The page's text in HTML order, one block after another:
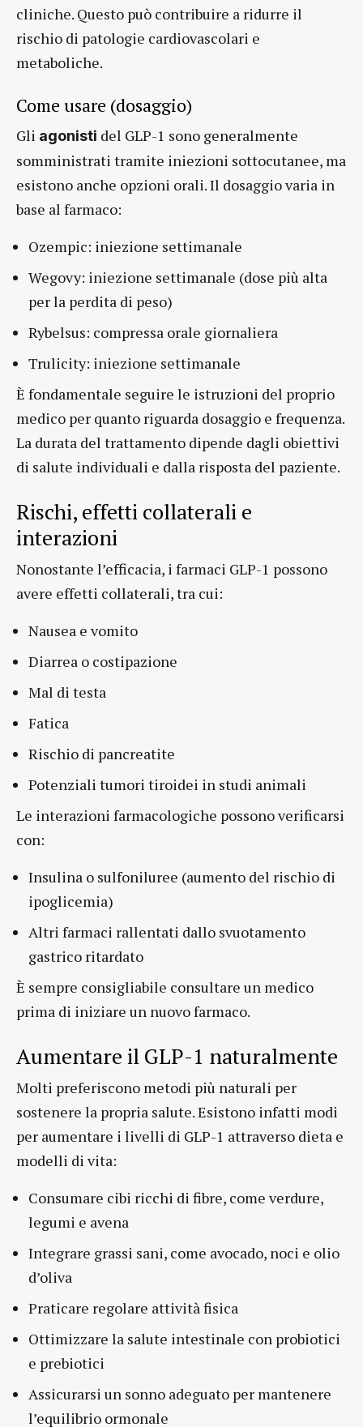
cliniche. Questo può contribuire a ridurre il
rischio di patologie cardiovascolari e
metaboliche.
Come usare (dosaggio)
Gli agonisti del GLP-1 sono generalmente
somministrati tramite iniezioni sottocutanee, ma
esistono anche opzioni orali. Il dosaggio varia in
base al farmaco:
Ozempic: iniezione settimanale
Wegovy: iniezione settimanale (dose più alta
per la perdita di peso)
Rybelsus: compressa orale giornaliera
Trulicity: iniezione settimanale
È fondamentale seguire le istruzioni del proprio
medico per quanto riguarda dosaggio e frequenza.
La durata del trattamento dipende dagli obiettivi
di salute individuali e dalla risposta del paziente.
Rischi, effetti collaterali e
interazioni
Nonostante l’efficacia, i farmaci GLP-1 possono
avere effetti collaterali, tra cui:
Nausea e vomito
Diarrea o costipazione
Mal di testa
Fatica
Rischio di pancreatite
Potenziali tumori tiroidei in studi animali
Le interazioni farmacologiche possono verificarsi
con:
Insulina o sulfoniluree (aumento del rischio di
ipoglicemia)
Altri farmaci rallentati dallo svuotamento
gastrico ritardato
È sempre consigliabile consultare un medico
prima di iniziare un nuovo farmaco.
Aumentare il GLP-1 naturalmente
Molti preferiscono metodi più naturali per
sostenere la propria salute. Esistono infatti modi
per aumentare i livelli di GLP-1 attraverso dieta e
modelli di vita:
Consumare cibi ricchi di fibre, come verdure,
legumi e avena
Integrare grassi sani, come avocado, noci e olio
d’oliva
Praticare regolare attività fisica
Ottimizzare la salute intestinale con probiotici
e prebiotici
Assicurarsi un sonno adeguato per mantenere
l’equilibrio ormonale